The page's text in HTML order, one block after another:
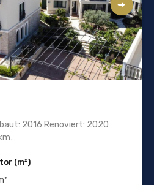
2016 Renoviert: 2020
(m²)